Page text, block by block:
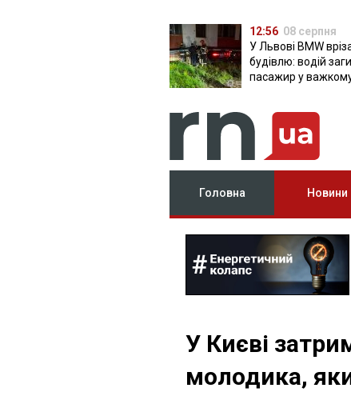
12:56 08 серпня
У Львові BMW
будівлю: водій
пасажир у важкому
Головна Новини
У Києві
молодика,